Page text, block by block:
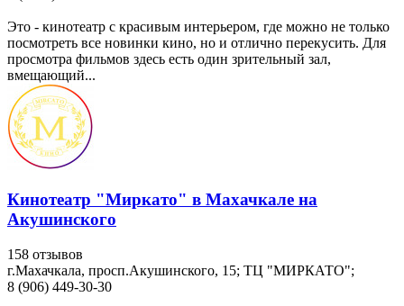
Это - кинотеатр с красивым интерьером, где можно не только
посмотреть все новинки кино, но и отлично перекусить. Для
просмотра фильмов здесь есть один зрительный зал,
вмещающий...
Кинотеатр "Миркато" в Махачкале на
Акушинского
158 отзывов
г.Махачкала, просп.Акушинского, 15; ТЦ "МИРКАТО";
8 (906) 449-30-30